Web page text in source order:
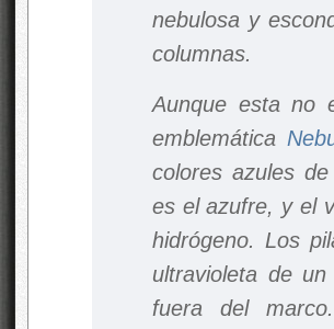
nebulosa y
columnas.
Aunque esta no
emblemática
colores azules
es el azufre, y el
hidrógeno. Los
ultravioleta de
fuera del